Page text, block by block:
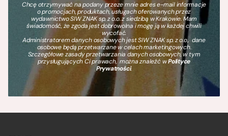
Chcę otrzymywać na podany przeze mnie adres e-mail informacje
o promocjach, produktach, usługach oferowanych przez
wydawnictwo SIW ZNAK sp. z o.o. z siedzibą w Krakowie. Mam
świadomość, że zgoda jest dobrowolna i mogę ją w każdej chwili
wycofać.
Administratorem danych osobowych jest SIW ZNAK sp. z o.o., dane
osobowe będą przetwarzane w celach marketingowych.
Szczegółowe zasady przetwarzania danych osobowych, w tym
przysługujących Ci prawach, można znaleźć wPolityce
Prywatności.